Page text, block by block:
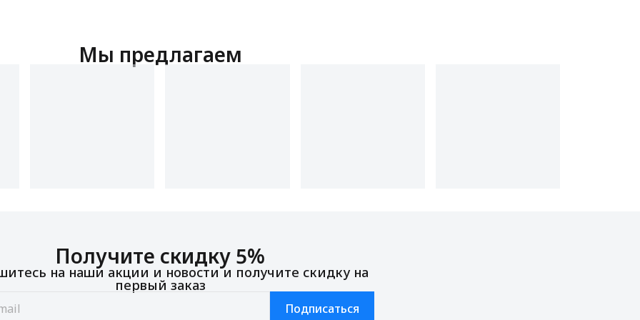
Мы предлагаем
Получите скидку 5%
на наши акции и новости и получите скидку на
первый заказ
Подписаться